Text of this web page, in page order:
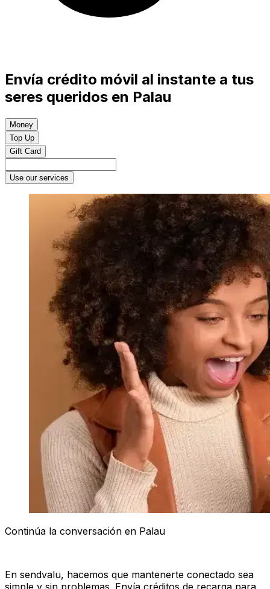
Envía crédito móvil al instante a tus
seres queridos en Palau
Money
Top Up
Gift Card
Use our services
Continúa la conversación en Palau
En sendvalu, hacemos que mantenerte conectado sea